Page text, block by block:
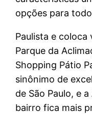
opções para
Paulista e
Parque da
Shopping Pátio
sinônimo de
de São Paulo, e
bairro fica mais